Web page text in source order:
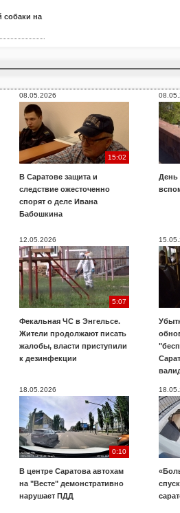
собаки на
08.05.2026
15:02
В Саратове защита и
следствие ожесточенно
спорят о деле Ивана
Бабошкина
День
12.05.2026
5:07
Фекальная ЧС в Энгельсе.
Жители продолжают писать
жалобы, власти приступили
к дезинфекции
18.05.2026
0:10
В центре Саратова автохам
на "Весте" демонстративно
нарушает ПДД